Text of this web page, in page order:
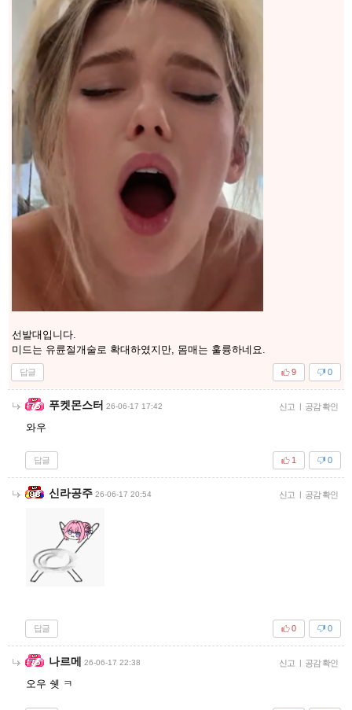
선발대입니다.
미드는 유륜절개술로 확대하였지만, 몸매는 훌륭하네요.
답글 0
9
푸켓몬스터 26-06-17 17:42 신고 | 공감 확인
와우
답글 0
1
신라공주 26-06-17 20:54 신고 | 공감 확인
답글 0
0
나르메 26-06-17 22:38 신고 | 공감 확인
오우 쉣 ㅋ